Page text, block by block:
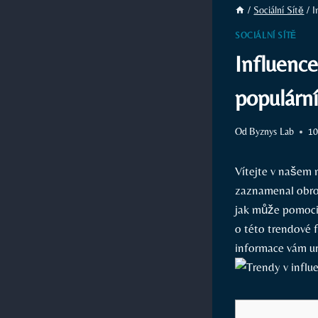
/ Sociální Sítě /
SOCIÁLNÍ SÍTĚ
populární
Od Byznys Lab
Vítejte v našem
zaznamenal‍
jak může
o ​této trendové
informace vám